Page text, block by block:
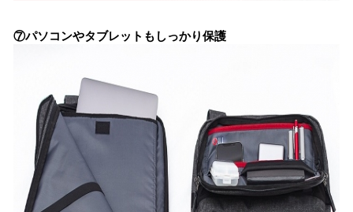
⑦パソコンやタブレットもしっかり保護